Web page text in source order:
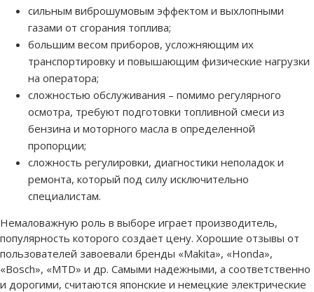
сильным виброшумовым эффектом и выхлопными
газами от сгорания топлива;
большим весом приборов, усложняющим их
транспортировку и повышающим физические нагрузки
на оператора;
сложностью обслуживания – помимо регулярного
осмотра, требуют подготовки топливной смеси из
бензина и моторного масла в определенной
пропорции;
сложность регулировки, диагностики неполадок и
ремонта, который под силу исключительно
специалистам.
Немаловажную роль в выборе играет производитель,
популярность которого создает цену. Хорошие отзывы от
пользователей завоевали бренды «Makita», «Honda»,
«Bosсh», «MTD» и др. Самыми надежными, а соответственно
и дорогими, считаются японские и немецкие электрические